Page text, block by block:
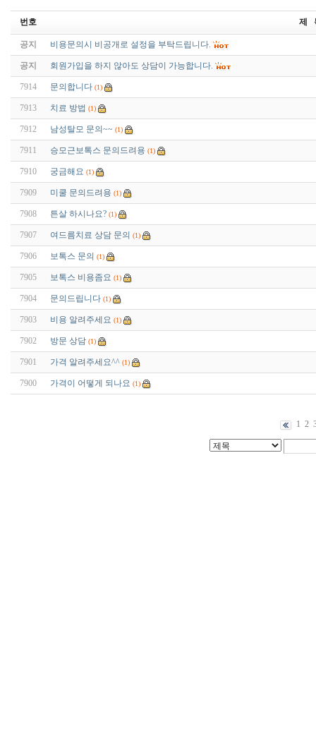
번호 제
공지 비용문의시 비공개로 설정을 부탁드립니다.
공지 회원가입을 하지 않아도 상담이 가능합니다.
7914 문의합니다 (1)
7913 치료 방법 (1)
7912 남성탈모 문의~~ (1)
7911 승모근보톡스 문의드려용 (1)
7910 궁금해요 (1)
7909 미쿨 문의드려용 (1)
7908 튼살 하시나요? (1)
7907 여드름치료 상담 문의 (1)
7906 보톡스 문의 (1)
7905 보톡스 비용좀요 (1)
7904 문의드립니다 (1)
7903 비용 알려주세요 (1)
7902 방문 상담 (1)
7901 가격 알려주세요^^ (1)
7900 가격이 어떻게 되나요 (1)
1 2